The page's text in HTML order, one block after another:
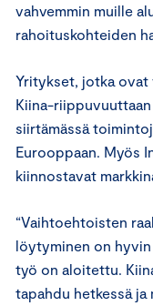
vahvemmin muille
rahoituskohteiden
Yritykset, jotka ovat
Kiina-riippuvuuttaan
siirtämässä
Eurooppaan. Myös
kiinnostavat
“Vaihtoehtoisten
löytyminen on
työ on aloitettu.
tapahdu hetkessä